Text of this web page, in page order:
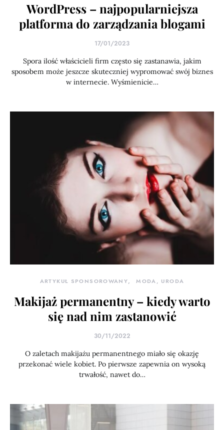
WordPress – najpopularniejsza
platforma do zarządzania blogami
17/01/2023
Spora ilość właścicieli firm często się zastanawia, jakim
sposobem może jeszcze skuteczniej wypromować swój biznes
w internecie. Wyśmienicie…
ARTYKUŁ SPONSOROWANY MODA, URODA
Makijaż permanentny – kiedy warto
się nad nim zastanowić
30/11/2022
O zaletach makijażu permanentnego miało się okazję
przekonać wiele kobiet. Po pierwsze zapewnia on wysoką
trwałość, nawet do…